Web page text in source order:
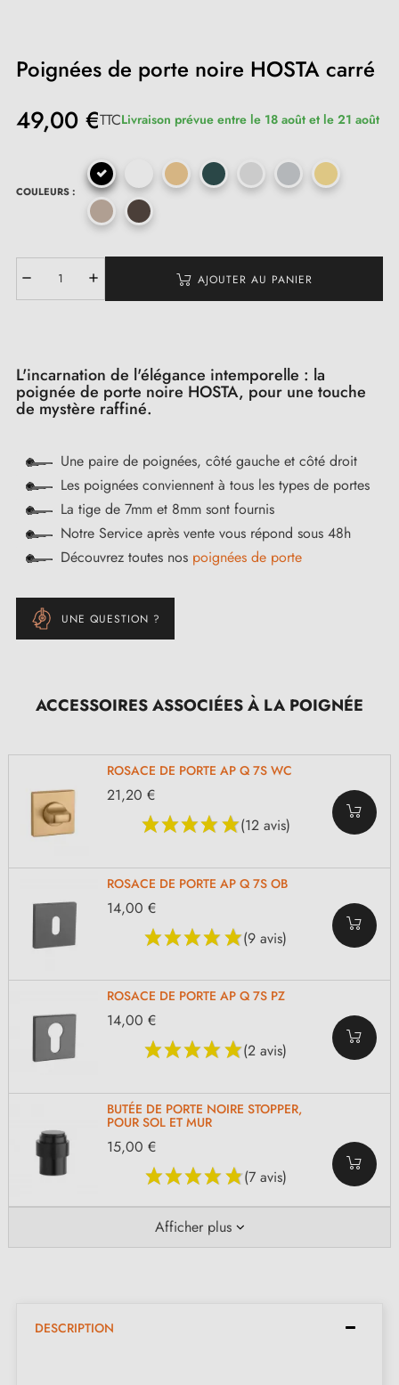
Poignées de porte noire HOSTA carré
49,00 €TTCLivraison prévue entre le 18 août et le 21 août
COULEURS :
AJOUTER AU PANIER
L'incarnation de l'élégance intemporelle : la
poignée de porte noire HOSTA, pour une touche
de mystère raffiné.
Une paire de poignées, côté gauche et côté droit
Les poignées conviennent à tous les types de portes
La tige de 7mm et 8mm sont fournis
Notre Service après vente vous répond sous 48h
Découvrez toutes nos poignées de porte
UNE QUESTION ?
ACCESSOIRES ASSOCIÉES À LA POIGNÉE
ROSACE DE PORTE AP Q 7S WC
(12 avis)
21,20 €
ROSACE DE PORTE AP Q 7S OB
(9 avis)
14,00 €
ROSACE DE PORTE AP Q 7S PZ
(2 avis)
14,00 €
BUTÉE DE PORTE NOIRE STOPPER,
POUR SOL ET MUR
(7 avis)
15,00 €
Afficher plus
DESCRIPTION